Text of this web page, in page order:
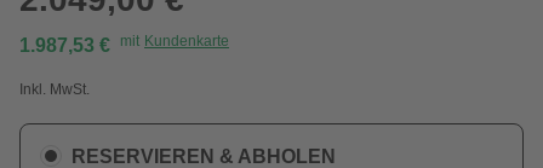
1.987,53 € mit Kundenkarte
Inkl. MwSt.
RESERVIEREN & ABHOLEN